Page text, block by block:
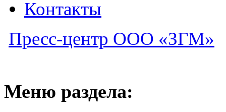
Контакты
Пресс-центр ООО «ЗГМ»
Меню раздела: